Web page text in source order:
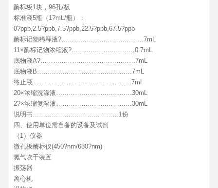
酶标板1块，96孔/板
标准液5瓶（1?mL/瓶）：
0?ppb,2.5?ppb,7.5?ppb,22.5?ppb,67.5?ppb
酶标记物稀释液?…………………………………7mL
11×酶标记物浓缩液?…………………………0.7mL
底物液A?………………………………………7mL
底物液B………………………………………7mL
终止液……………………..…………………7mL
20×浓缩洗涤液………………………………30mL
2?×浓缩复溶液………………………………30mL
说明书…………………..………………1份
四、使用单位需自备的设备及试剂
（1）仪器
微孔板酶标仪(450?nm/630?nm)
氮气吹干装置
振荡器
离心机